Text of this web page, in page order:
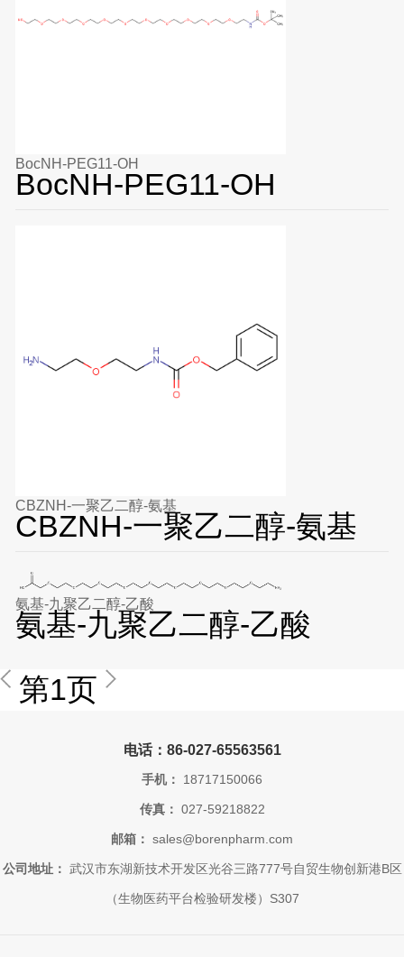
BocNH-PEG11-OH
BocNH-PEG11-OH
CBZNH-一聚乙二醇-氨基
CBZNH-一聚乙二醇-氨基
氨基-九聚乙二醇-乙酸
氨基-九聚乙二醇-乙酸
第1页
电话：86-027-65563561
手机： 18717150066
传真： 027-59218822
邮箱： sales@borenpharm.com
公司地址： 武汉市东湖新技术开发区光谷三路777号自贸生物创新港B区
（生物医药平台检验研发楼）S307